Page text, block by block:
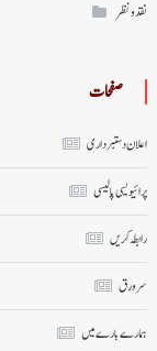
نقد ونظر
صفحات
اعلان دستبرداری
پرائیویسی پالیسی
رابطہ کریں
سر ورق
ہمارے بارے میں